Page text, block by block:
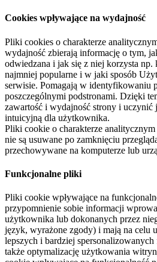
Cookies wpływające na wydajność
Pliki cookies o charakterze
wydajność zbierają informację o tym,
odwiedzana i jak się z niej korzysta np.
najmniej popularne i w jaki sposób
serwisie. Pomagają w identyfikowaniu
poszczególnymi podstronami. Dzięki
zawartość i wydajność strony i uczynić
intuicyjną dla użytkownika.
Pliki cookie o charakterze
nie są usuwane po zamknięciu
przechowywane na komputerze lub
Funkcjonalne pliki
Pliki cookie wpływające na
przypomnienie sobie informacji
użytkownika lub dokonanych przez
język, wyrażone zgody) i mają na celu
lepszych i bardziej
także optymalizację użytkowania